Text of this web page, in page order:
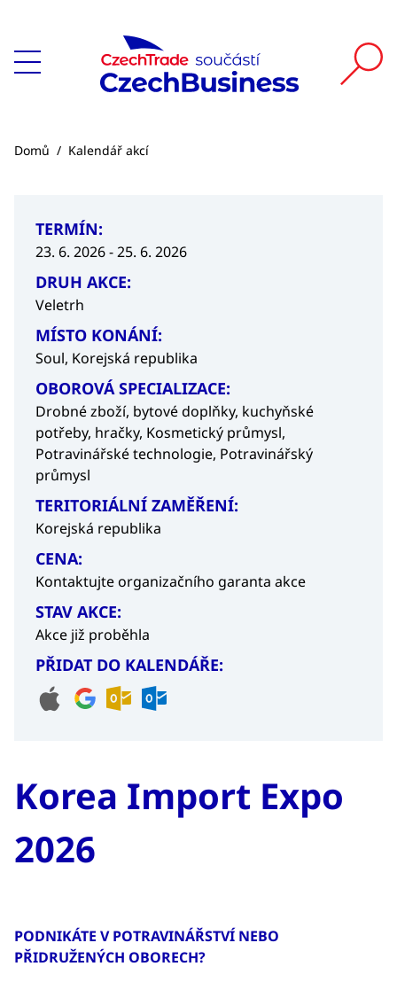
Domů / Kalendář akcí
Korea Import Expo
2026
PODNIKÁTE V POTRAVINÁŘSTVÍ NEBO
PŘIDRUŽENÝCH OBORECH?
TERMÍN:
23. 6. 2026 - 25. 6. 2026
DRUH AKCE:
Veletrh
MÍSTO KONÁNÍ:
Soul, Korejská republika
OBOROVÁ SPECIALIZACE:
Drobné zboží, bytové doplňky, kuchyňské
potřeby, hračky, Kosmetický průmysl,
Potravinářské technologie, Potravinářský
průmysl
TERITORIÁLNÍ ZAMĚŘENÍ:
Korejská republika
CENA:
Kontaktujte organizačního garanta akce
STAV AKCE:
Akce již proběhla
PŘIDAT DO KALENDÁŘE: